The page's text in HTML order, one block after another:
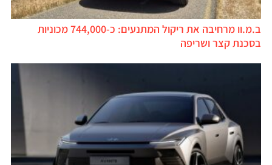
ב.מ.וו מרחיבה את ריקול המתנעים: כ-744,000 מכוניות
בסכנת קצר ושריפה